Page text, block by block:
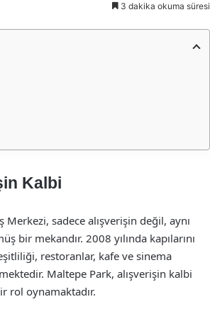
3 dakika okuma süresi
Kalbi
Merkezi, sadece alışverişin değil, aynı
bir mekandır. 2008 yılında kapılarını
restoranlar, kafe ve sinema
Maltepe Park, alışverişin kalbi
rol oynamaktadır.